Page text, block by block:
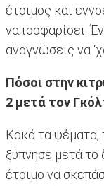
έτοιμος και
να ισοφαρίσει.
αναγνώσεις να
Πόσοι στην
2 μετά τον
Κακά τα ψέματα,
ξύπνησε μετά το
έτοιμο να